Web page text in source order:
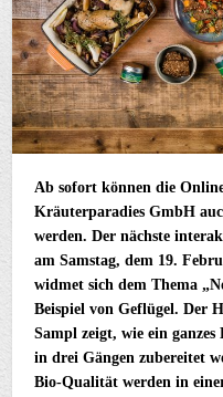
Ab sofort können die
Kräuterparadies GmbH
werden. Der nächste
am Samstag, dem 19.
widmet sich dem Thema
Beispiel von Geflügel. Der
Sampl zeigt, wie ein
in drei Gängen zubereitet
Bio-Qualität werden in